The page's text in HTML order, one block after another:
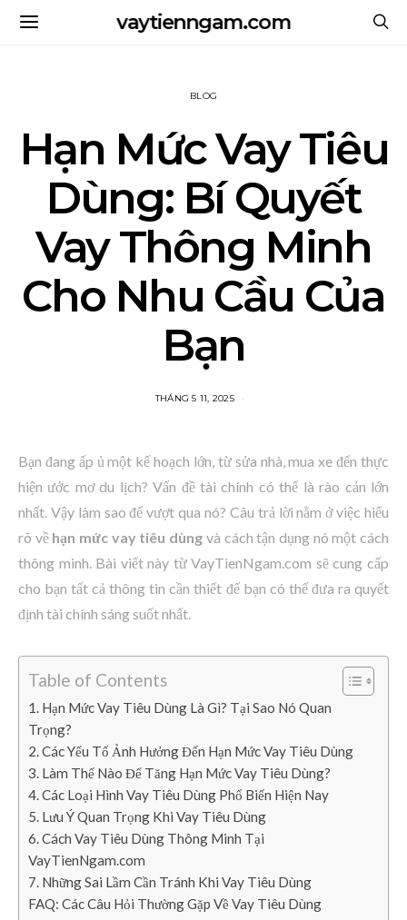
vaytienngam.com
BLOG
Hạn Mức Vay Tiêu
Dùng: Bí Quyết
Vay Thông Minh
Cho Nhu Cầu Của
Bạn
THÁNG 5 11, 2025
Bạn đang ấp ủ một kế hoạch lớn, từ sửa nhà, mua xe đến thực
hiện ước mơ du lịch? Vấn đề tài chính có thể là rào cản lớn
nhất. Vậy làm sao để vượt qua nó? Câu trả lời nằm ở việc hiểu
rõ về hạn mức vay tiêu dùng và cách tận dụng nó một cách
thông minh. Bài viết này từ VayTienNgam.com sẽ cung cấp
cho bạn tất cả thông tin cần thiết để bạn có thể đưa ra quyết
định tài chính sáng suốt nhất.
Table of Contents
1. Hạn Mức Vay Tiêu Dùng Là Gì? Tại Sao Nó Quan
Trọng?
2. Các Yếu Tố Ảnh Hưởng Đến Hạn Mức Vay Tiêu Dùng
3. Làm Thế Nào Để Tăng Hạn Mức Vay Tiêu Dùng?
4. Các Loại Hình Vay Tiêu Dùng Phổ Biến Hiện Nay
5. Lưu Ý Quan Trọng Khi Vay Tiêu Dùng
6. Cách Vay Tiêu Dùng Thông Minh Tại
VayTienNgam.com
7. Những Sai Lầm Cần Tránh Khi Vay Tiêu Dùng
FAQ: Các Câu Hỏi Thường Gặp Về Vay Tiêu Dùng